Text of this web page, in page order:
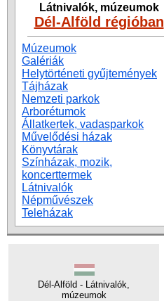
Látnivalók, múzeumok
Dél-Alföld régióban
Múzeumok
Galériák
Helytörténeti gyűjtemények
Tájházak
Nemzeti parkok
Arborétumok
Állatkertek, vadasparkok
Művelődési házak
Könyvtárak
Színházak, mozik,
koncerttermek
Látnivalók
Népművészek
Teleházak
Dél-Alföld - Látnivalók,
múzeumok